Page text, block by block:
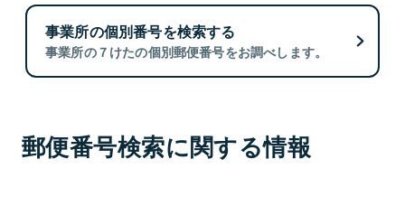
事業所の個別番号を検索する
事業所の７けたの個別郵便番号をお調べします。
郵便番号検索に関する情報